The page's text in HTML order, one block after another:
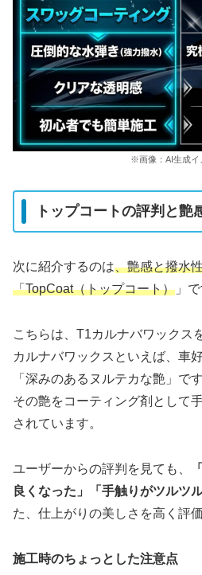
※画像：AI生成イ
トップコートの評判と艶
次に紹介するのは、艶感と撥水
「TopCoat（トップコート） 」で
こちらは、T1カルナバワックス
カルナバワックスといえば、車
「深みのあるヌルテカな艶」で
その艶をコーティング剤として
されています。
ユーザーからの評判を見ても、
良くなった」「手触りがツルツ
た、仕上がりの美しさを高く評
施工時のちょっとした注意点